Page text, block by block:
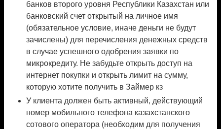
банков второго уровня Республики Казахстан или
банковский счет открытый на личное имя
(обязательное условие, иначе деньги не будут
зачислены) для перечисления денежных средств
в случае успешного одобрения заявки по
микрокредиту. Не забудьте открыть доступ на
интернет покупки и открыть лимит на сумму,
которую хотите получить в Займер кз
У клиента должен быть активный, действующий
номер мобильного телефона казахстанского
сотового оператора (необходим для получения